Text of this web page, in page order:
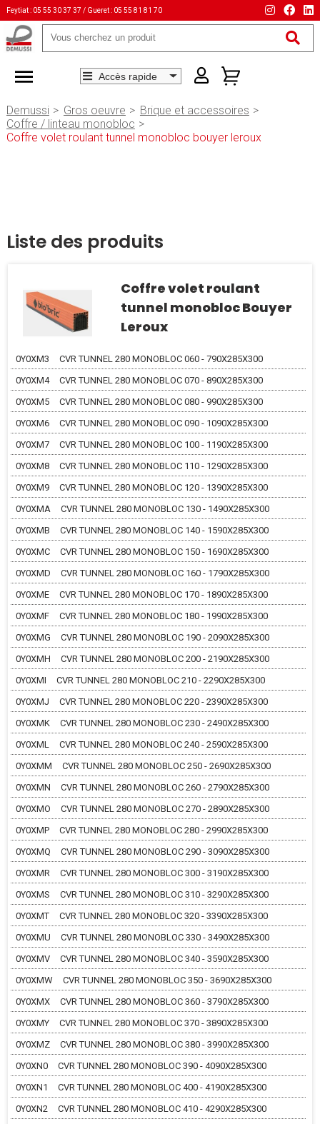
Feytiat : 05 55 30 37 37 / Gueret : 05 55 81 81 70
Mots-
clés
Demussi Gros oeuvre
Brique et accessoires
Coffre / linteau monobloc
Coffre volet roulant tunnel monobloc bouyer leroux
Liste des produits
Coffre volet roulant
tunnel monobloc Bouyer
Leroux
0Y0XM3
CVR TUNNEL 280 MONOBLOC 060 - 790X285X300
0Y0XM4
CVR TUNNEL 280 MONOBLOC 070 - 890X285X300
0Y0XM5
CVR TUNNEL 280 MONOBLOC 080 - 990X285X300
0Y0XM6
CVR TUNNEL 280 MONOBLOC 090 - 1090X285X300
0Y0XM7
CVR TUNNEL 280 MONOBLOC 100 - 1190X285X300
0Y0XM8
CVR TUNNEL 280 MONOBLOC 110 - 1290X285X300
0Y0XM9
CVR TUNNEL 280 MONOBLOC 120 - 1390X285X300
0Y0XMA
CVR TUNNEL 280 MONOBLOC 130 - 1490X285X300
0Y0XMB
CVR TUNNEL 280 MONOBLOC 140 - 1590X285X300
0Y0XMC
CVR TUNNEL 280 MONOBLOC 150 - 1690X285X300
0Y0XMD
CVR TUNNEL 280 MONOBLOC 160 - 1790X285X300
0Y0XME
CVR TUNNEL 280 MONOBLOC 170 - 1890X285X300
0Y0XMF
CVR TUNNEL 280 MONOBLOC 180 - 1990X285X300
0Y0XMG
CVR TUNNEL 280 MONOBLOC 190 - 2090X285X300
0Y0XMH
CVR TUNNEL 280 MONOBLOC 200 - 2190X285X300
0Y0XMI
CVR TUNNEL 280 MONOBLOC 210 - 2290X285X300
0Y0XMJ
CVR TUNNEL 280 MONOBLOC 220 - 2390X285X300
0Y0XMK
CVR TUNNEL 280 MONOBLOC 230 - 2490X285X300
0Y0XML
CVR TUNNEL 280 MONOBLOC 240 - 2590X285X300
0Y0XMM
CVR TUNNEL 280 MONOBLOC 250 - 2690X285X300
0Y0XMN
CVR TUNNEL 280 MONOBLOC 260 - 2790X285X300
0Y0XMO
CVR TUNNEL 280 MONOBLOC 270 - 2890X285X300
0Y0XMP
CVR TUNNEL 280 MONOBLOC 280 - 2990X285X300
0Y0XMQ
CVR TUNNEL 280 MONOBLOC 290 - 3090X285X300
0Y0XMR
CVR TUNNEL 280 MONOBLOC 300 - 3190X285X300
0Y0XMS
CVR TUNNEL 280 MONOBLOC 310 - 3290X285X300
0Y0XMT
CVR TUNNEL 280 MONOBLOC 320 - 3390X285X300
0Y0XMU
CVR TUNNEL 280 MONOBLOC 330 - 3490X285X300
0Y0XMV
CVR TUNNEL 280 MONOBLOC 340 - 3590X285X300
0Y0XMW
CVR TUNNEL 280 MONOBLOC 350 - 3690X285X300
0Y0XMX
CVR TUNNEL 280 MONOBLOC 360 - 3790X285X300
0Y0XMY
CVR TUNNEL 280 MONOBLOC 370 - 3890X285X300
0Y0XMZ
CVR TUNNEL 280 MONOBLOC 380 - 3990X285X300
0Y0XN0
CVR TUNNEL 280 MONOBLOC 390 - 4090X285X300
0Y0XN1
CVR TUNNEL 280 MONOBLOC 400 - 4190X285X300
0Y0XN2
CVR TUNNEL 280 MONOBLOC 410 - 4290X285X300